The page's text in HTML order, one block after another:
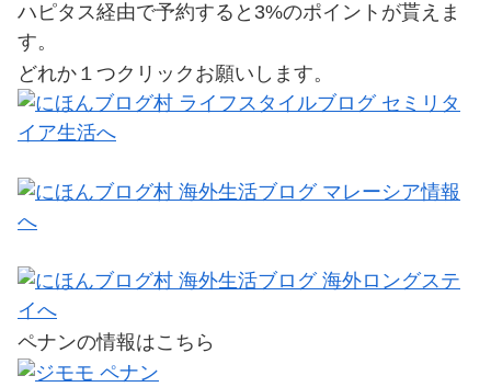
ハピタス経由で予約すると3%のポイントが貰えま
す。
どれか１つクリックお願いします。
ペナンの情報はこちら